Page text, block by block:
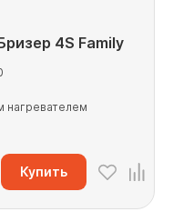
4S Family
нагревателем
Купить